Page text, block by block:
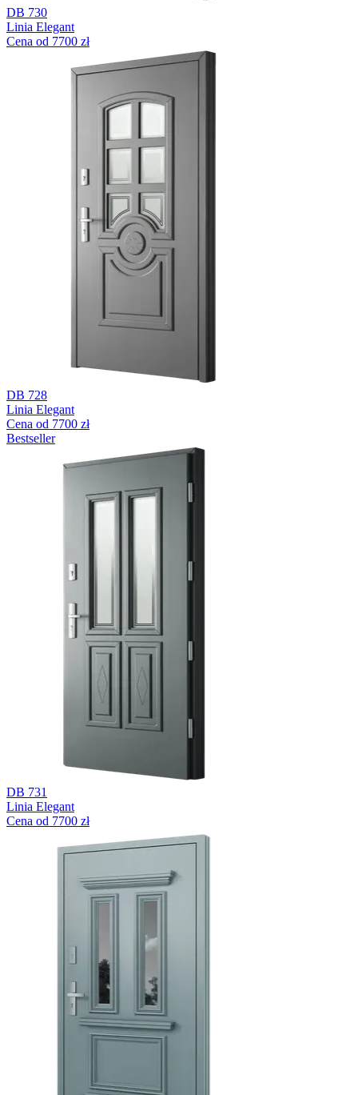
DB 730
Linia Elegant
Cena od 7700 zł
DB 728
Linia Elegant
Cena od 7700 zł
Bestseller
DB 731
Linia Elegant
Cena od 7700 zł